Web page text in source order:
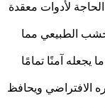
لأدوات معقدة
الطبيعي مما
يجعله آمنًا تمامًا
الافتراضي ويحافظ